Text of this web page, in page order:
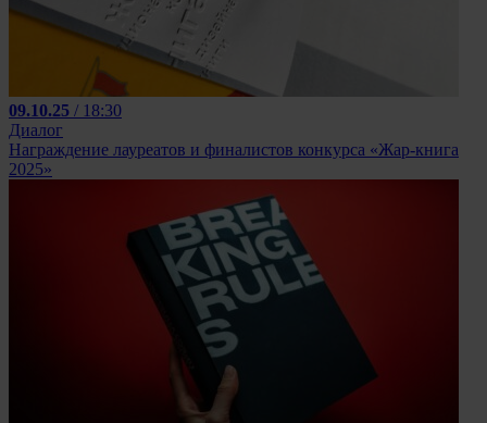
09.10.25 / 18:30
Диалог
Награждение лауреатов и финалистов конкурса «Жар-книга
2025»